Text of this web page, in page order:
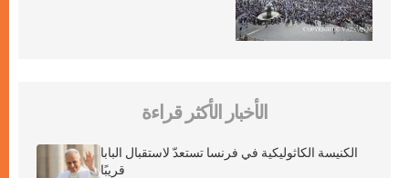
الأخبار الأكثر قراءة
الكنيسة الكاثوليكية في فرنسا تستعدّ لاستقبال البابا
قريبًا